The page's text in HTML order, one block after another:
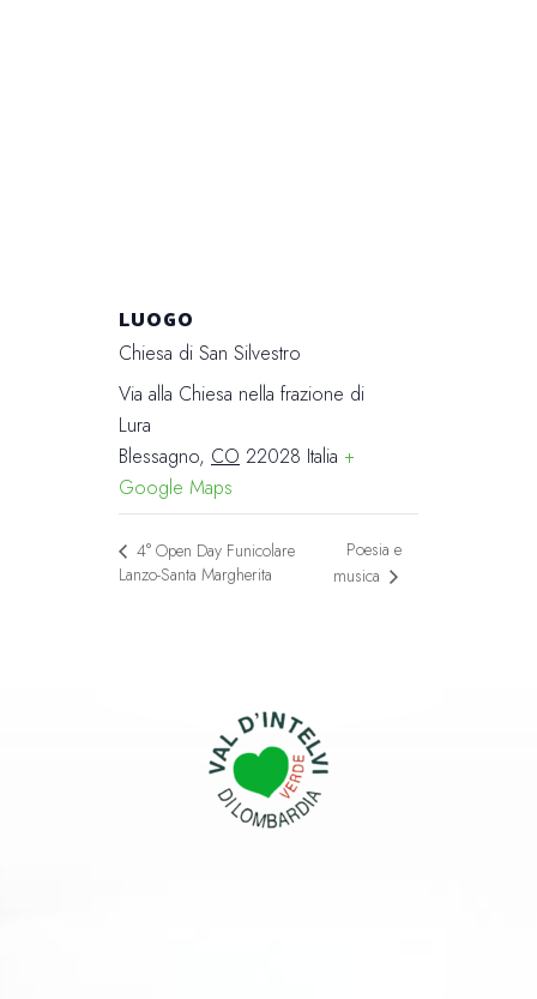
LUOGO
Chiesa di San Silvestro
Via alla Chiesa nella frazione di
Lura
Blessagno, CO 22028 Italia +
Google Maps
4° Open Day Funicolare
Lanzo-Santa Margherita
Poesia e
musica